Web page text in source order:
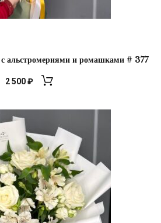
с альстромериями и ромашками # 377
2 500₽